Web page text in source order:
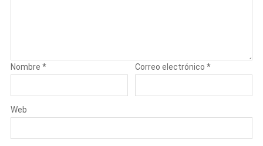
Nombre * Correo electrónico*
Web